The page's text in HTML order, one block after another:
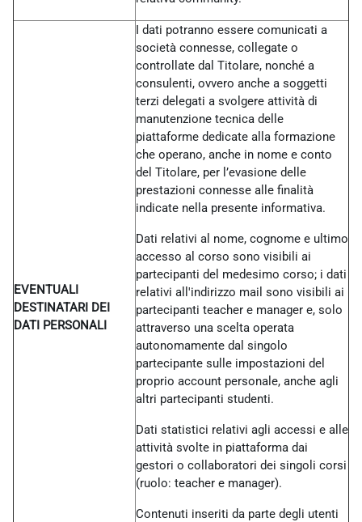
EVENTUALI
DESTINATARI DEI
DATI PERSONALI
I dati potranno essere comunicati a
società connesse, collegate o
controllate dal Titolare, nonché a
consulenti, ovvero anche a soggetti
terzi delegati a svolgere attività di
manutenzione tecnica delle
piattaforme dedicate alla formazione
che operano, anche in nome e conto
del Titolare, per l’evasione delle
prestazioni connesse alle finalità
indicate nella presente informativa.
Dati relativi al nome, cognome e ultimo
accesso al corso sono visibili ai
partecipanti del medesimo corso; i dati
relativi all'indirizzo mail sono visibili ai
partecipanti teacher e manager e, solo
attraverso una scelta operata
autonomamente dal singolo
partecipante sulle impostazioni del
proprio account personale, anche agli
altri partecipanti studenti.
Dati statistici relativi agli accessi e alle
attività svolte in piattaforma dai
gestori o collaboratori dei singoli corsi
(ruolo: teacher e manager).
Contenuti inseriti da parte degli utenti